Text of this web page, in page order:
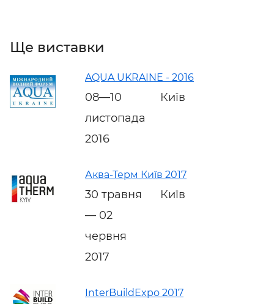
Ще виставки
AQUA UKRAINE - 2016
08—10
листопада
2016
Київ
Аква-Терм Київ 2017
30 травня
— 02
червня
2017
Київ
InterBuildExpo 2017